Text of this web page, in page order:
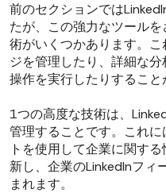
前のセクションでは
たが、この強力なツール
術がいくつかあります。
ジを管理したり、詳細な
操作を実行したりすること
1つの高度な技術は、
管理することです。これ
トを使用して企業に関す
新し、企業のLinkedInフィ
まれます。